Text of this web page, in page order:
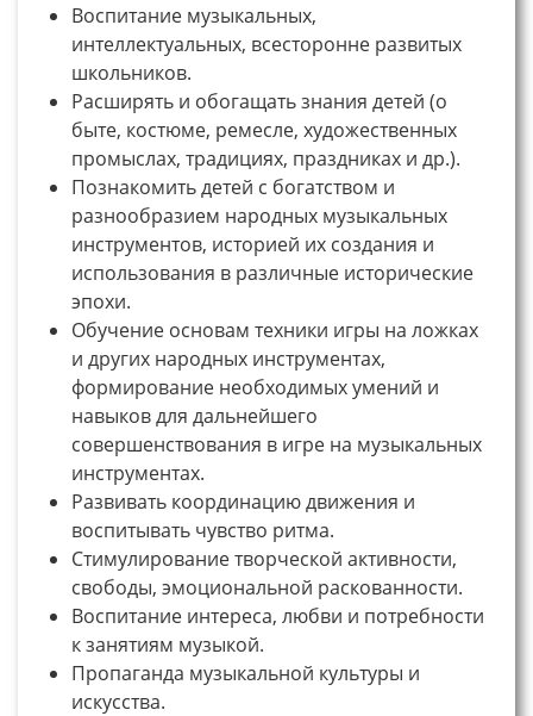
Воспитание музыкальных,
интеллектуальных, всесторонне развитых
школьников.
Расширять и обогащать знания детей (о
быте, костюме, ремесле, художественных
промыслах, традициях, праздниках и др.).
Познакомить детей с богатством и
разнообразием народных музыкальных
инструментов, историей их создания и
использования в различные исторические
эпохи.
Обучение основам техники игры на ложках
и других народных инструментах,
формирование необходимых умений и
навыков для дальнейшего
совершенствования в игре на музыкальных
инструментах.
Развивать координацию движения и
воспитывать чувство ритма.
Стимулирование творческой активности,
свободы, эмоциональной раскованности.
Воспитание интереса, любви и потребности
к занятиям музыкой.
Пропаганда музыкальной культуры и
искусства.